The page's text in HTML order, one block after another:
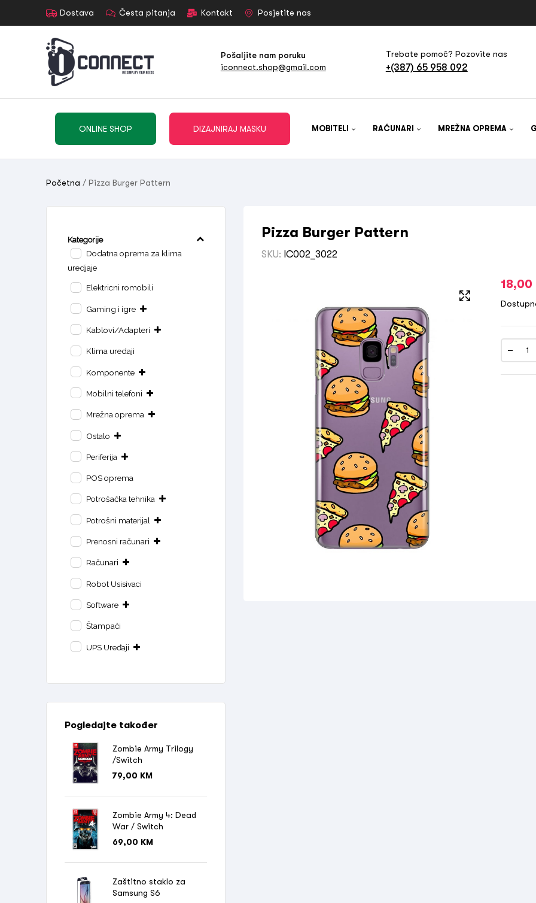
Dostava Česta pitanja Kontakt Posjetite nas
Pošaljite nam poruku
iconnect.shop@gmail.com
Trebate pomoć? Pozovite nas
+(387) 65 958 092
ONLINE SHOP DIZAJNIRAJ MASKU MOBITELI RAČUNARI MREŽNA OPREMA
Početna / Pizza Burger Pattern
Pizza Burger Pattern
SKU: IC002_3022
18,00
Kategorije
Dodatna oprema za klima
uredjaje
Elektricni romobili
Gaming i igre
Kablovi/Adapteri
Klima uredaji
Komponente
Mobilni telefoni
Mrežna oprema
Ostalo
Periferija
POS oprema
Potrošačka tehnika
Potrošni materijal
Prenosni računari
Računari
Robot Usisivaci
Software
Štampači
UPS Uređaji
Pogledajte također
Zombie Army Trilogy
/Switch
79,00 KM
Zombie Army 4: Dead
War / Switch
69,00 KM
Zaštitno staklo za
Samsung S6